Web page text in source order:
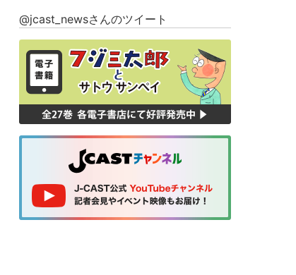
@jcast_newsさんのツイート